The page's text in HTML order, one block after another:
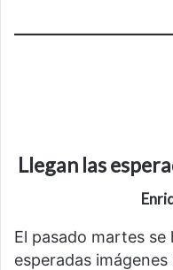
Llegan las
El pasado martes
esperadas